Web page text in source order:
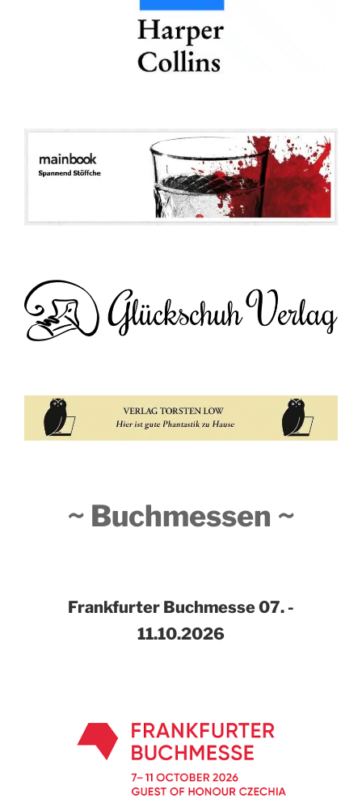
~ Buchmessen ~
Frankfurter Buchmesse07. -
11.10.2026